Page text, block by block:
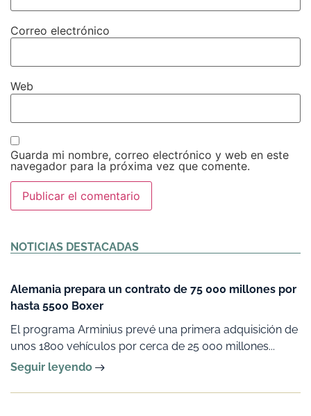
Correo electrónico
Web
Guarda mi nombre, correo electrónico y web en este
navegador para la próxima vez que comente.
NOTICIAS DESTACADAS
Alemania prepara un contrato de 75 000 millones por
hasta 5500 Boxer
El programa Arminius prevé una primera adquisición de
unos 1800 vehículos por cerca de 25 000 millones...
Seguir leyendo